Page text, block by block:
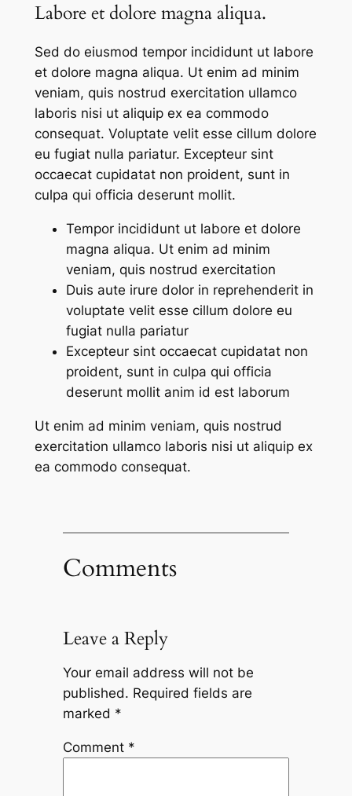
Labore et dolore magna aliqua.
Sed do eiusmod tempor incididunt ut labore
et dolore magna aliqua. Ut enim ad minim
veniam, quis nostrud exercitation ullamco
laboris nisi ut aliquip ex ea commodo
consequat. Voluptate velit esse cillum dolore
eu fugiat nulla pariatur. Excepteur sint
occaecat cupidatat non proident, sunt in
culpa qui officia deserunt mollit.
Tempor incididunt ut labore et dolore
magna aliqua. Ut enim ad minim
veniam, quis nostrud exercitation
Duis aute irure dolor in reprehenderit in
voluptate velit esse cillum dolore eu
fugiat nulla pariatur
Excepteur sint occaecat cupidatat non
proident, sunt in culpa qui officia
deserunt mollit anim id est laborum
Ut enim ad minim veniam, quis nostrud
exercitation ullamco laboris nisi ut aliquip ex
ea commodo consequat.
Comments
Leave a Reply
Your email address will not be
published. Required fields are
marked *
Comment *